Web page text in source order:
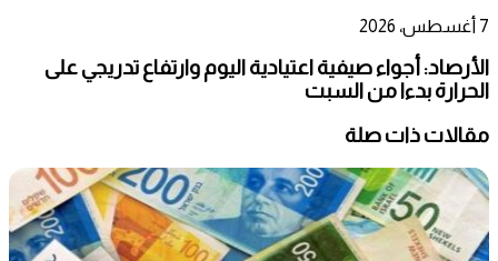
7 أغسطس، 2026
الأرصاد: أجواء صيفية اعتيادية اليوم وارتفاع تدريجي على
الحرارة بدءا من السبت
مقالات ذات صلة